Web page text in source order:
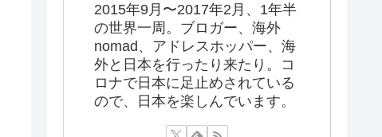
2015年9月〜2017年2月、1年半
の世界一周。ブロガー、海外
nomad、アドレスホッパー、海
外と日本を行ったり来たり。コ
ロナで日本に足止めされている
ので、日本を楽しんでいます。